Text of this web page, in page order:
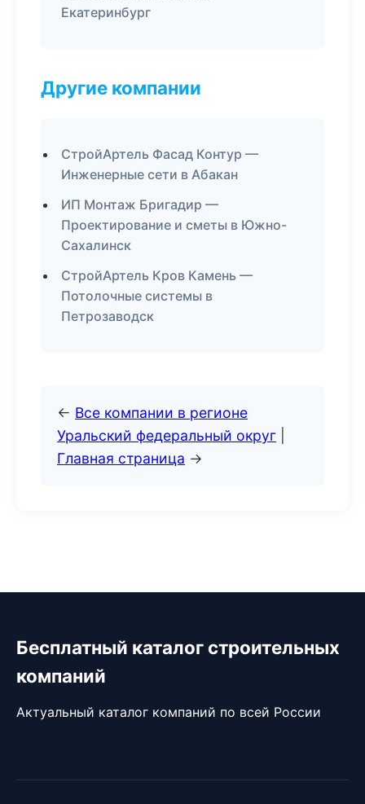
Екатеринбург
Другие компании
СтройАртель Фасад Контур —
Инженерные сети в Абакан
ИП Монтаж Бригадир —
Проектирование и сметы в Южно-
Сахалинск
СтройАртель Кров Камень —
Потолочные системы в
Петрозаводск
← Все компании в регионе
Уральский федеральный округ
Главная страница →
Бесплатный каталог строительных
компаний
Актуальный каталог компаний по всей России